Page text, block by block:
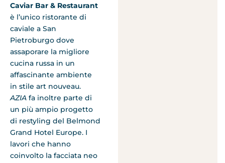
Caviar Bar & Restaurant
è l’unico ristorante di
caviale a San
Pietroburgo dove
assaporare la migliore
cucina russa in un
affascinante ambiente
in stile art nouveau.
AZIA fa inoltre parte di
un più ampio progetto
di restyling del Belmond
Grand Hotel Europe. I
lavori che hanno
coinvolto la facciata neo